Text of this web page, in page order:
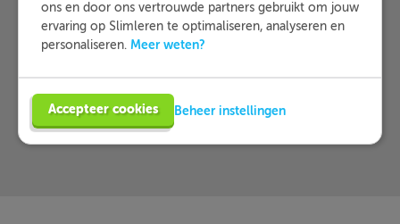
Meer informatie
ons en door ons vertrouwde partners gebruikt om jouw
ervaring op Slimleren te optimaliseren, analyseren en
personaliseren. Meer weten?
Accepteer cookies Beheer instellingen